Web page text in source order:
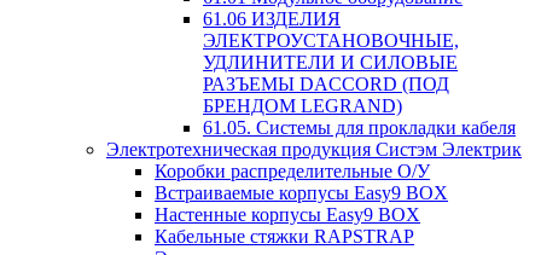
61.06 ИЗДЕЛИЯ
ЭЛЕКТРОУСТАНОВОЧНЫЕ,
УДЛИНИТЕЛИ И СИЛОВЫЕ
РАЗЪЕМЫ DACCORD (ПОД
БРЕНДОМ LEGRAND)
61.05. Системы для прокладки кабеля
Электротехническая продукция Систэм Электрик
Коробки распределительные О/У
Встраиваемые корпусы Easy9 BOX
Настенные корпусы Easy9 BOX
Кабельные стяжки RAPSTRAP